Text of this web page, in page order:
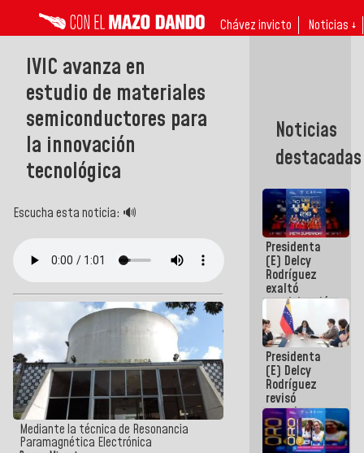
Chávez invicto Noticias ↓
IVIC avanza en
estudio de materiales
semiconductores para
la innovación
tecnológica
Escucha esta noticia: 🔊
Mediante la técnica de Resonancia
Paramagnética Electrónica
Noticias
destacadas
Presidenta
(E) Delcy
Rodríguez
exaltó
participación
de
Venezuela
en Juegos
Centroamericanos
y del Caribe
2026
Presidenta
(E) Delcy
Rodríguez
revisó
agenda
económica y
ejecución de